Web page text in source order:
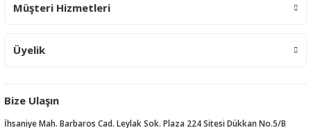
Müşteri Hizmetleri
Üyelik
Bize Ulaşın
İhsaniye Mah. Barbaros Cad. Leylak Sok. Plaza 224 Sitesi Dükkan No.5/B